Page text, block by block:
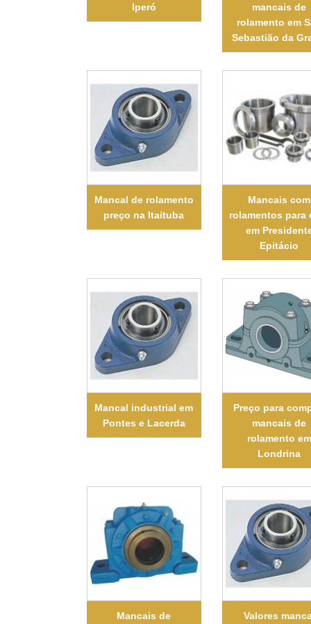
Iperó
mancais de
rolamento em
Sebastião da
Mancal de rolamento
preço na Itaituba
Mancais com
rolamentos para
em
Epitácio
Mancal industrial em
Pontes e Lacerda
Preço para
mancais de
rolamento em
Londrina
Mancais de
Valores